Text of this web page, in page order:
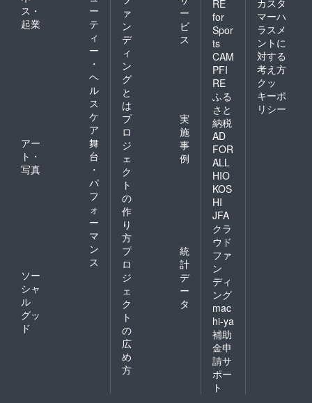
ス・
起業
ー
テ
ィ
ー
・
ヘ
ル
ス
ケ
ア
アー
ト・
写真
舞
台
・
パ
フ
ォ
ー
マ
ン
ス
ソー
シャ
ル
グッ
ド
ァ
ン
デ
ィ
ン
グ
と
は
ー
ビ
ス
プ
ロ
ジ
ェ
ク
ト
の
作
り
方
実
施
事
例
プ
ロ
ジ
ェ
ク
ト
の
広
め
方
統
計
デ
ー
タ
RE
for
Spor
ts
CAM
PFI
RE
ふる
さと
納税
AD
FOR
ALL
HIO
KOS
HI
JFA
クラ
ウド
ファ
ン
ディ
ング
mac
hi-ya
補助
金申
請サ
ポー
ト
マーハ
ラスメ
ントに
対する
考え方
クッ
キーポ
リシー